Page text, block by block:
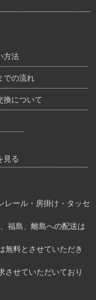
方法
での流れ
換について
見る
レール・房掛け・タッセ
福島、離島への配送は
無料とさせていただき
させていただいており